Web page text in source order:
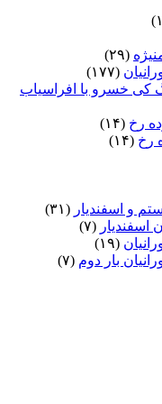
(۲۹)
(۱۷۷)
کی خسرو با افراسیاب
رخ (۱۴)
رخ (۱۴)
و اسفندیار (۳۱)
(۷)
(۱۹)
بار دوم (۷)